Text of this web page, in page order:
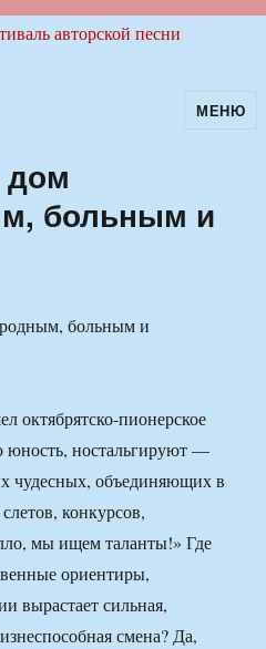
авторскойМЕНЮ
больным и
октябрятско-пионерское
юность, ностальгируют —
чудесных, объединяющих в
конкурсов,
мы ищем таланты!» Где
ориентиры,
вырастает сильная,
смена? Да,